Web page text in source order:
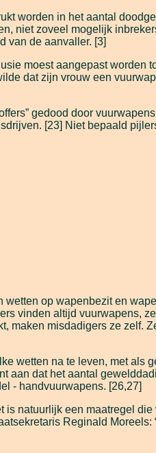
worden in het aantal
niet zoveel mogelijk
van de aanvaller. [3]
moest aangepast worden
dat zijn vrouw een
gedood door
[23] Niet bepaald
op wapenbezit en
vinden altijd vuurwapens,
maken misdadigers ze zelf.
wetten na te leven, met als
aan dat het aantal
- handvuurwapens. [26,27]
natuurlijk een maatregel
Reginald Moreels: